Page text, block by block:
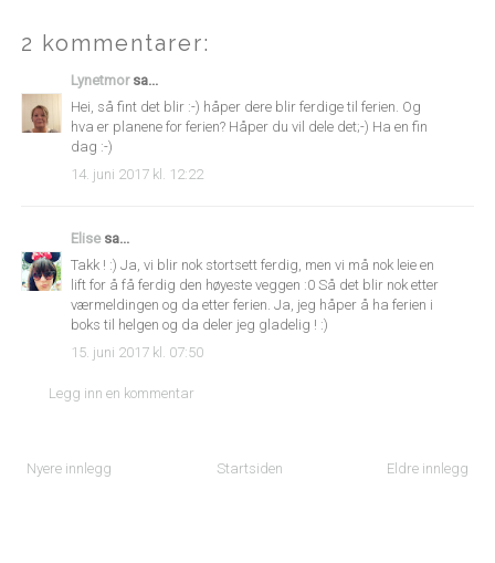
2 kommentarer:
Lynetmorsa...
Hei, så fint det blir :-) håper dere blir ferdige til ferien. Og
hva er planene for ferien? Håper du vil dele det;-) Ha en fin
dag :-)
14. juni 2017 kl. 12:22
Elisesa...
Takk ! :) Ja, vi blir nok stortsett ferdig, men vi må nok leie en
lift for å få ferdig den høyeste veggen :0 Så det blir nok etter
værmeldingen og da etter ferien. Ja, jeg håper å ha ferien i
boks til helgen og da deler jeg gladelig ! :)
15. juni 2017 kl. 07:50
Legg inn en kommentar
Nyere innlegg Eldre innlegg
Startsiden